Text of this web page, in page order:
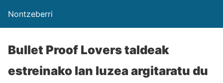
Nontzeberri
Bullet Proof Lovers taldeak
estreinako lan luzea argitaratu du